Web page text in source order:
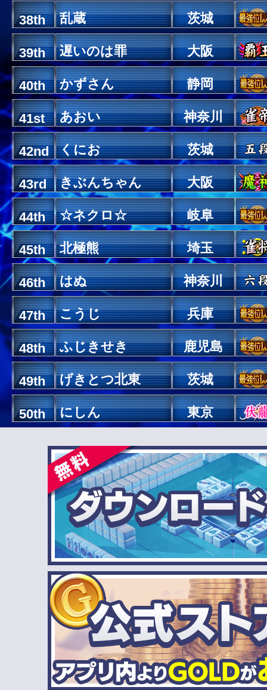
38th 乱蔵 茨城
39th 遅いのは罪 大阪
40th かずさん 静岡
41st あおい 神奈川
42nd くにお 茨城
43rd きぶんちゃん 大阪
44th ☆ネクロ☆ 岐阜
45th 北極熊 埼玉
46th はぬ 神奈川
47th こうじ 兵庫
48th ふじきせき 鹿児島
49th げきとつ北東 茨城
50th にしん 東京